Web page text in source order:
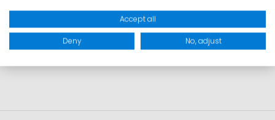
PRODUKTSICHERHEIT
Accept all
Deny No, adjust